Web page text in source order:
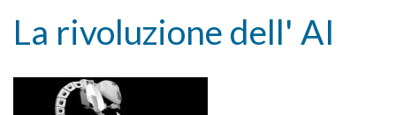
La rivoluzione dell' AI